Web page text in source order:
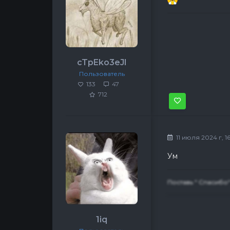
cTpEko3eJl
Пользователь
133
47
712
1iq
11 июля 2024 г,
Ум
Поставь "